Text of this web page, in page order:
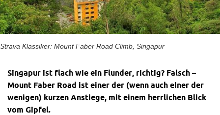
Strava Klassiker: Mount Faber Road Climb, Singapur
Singapur ist flach wie ein Flunder, richtig? Falsch –
Mount Faber Road ist einer der (wenn auch einer der
wenigen) kurzen Anstiege, mit einem herrlichen Blick
vom Gipfel.